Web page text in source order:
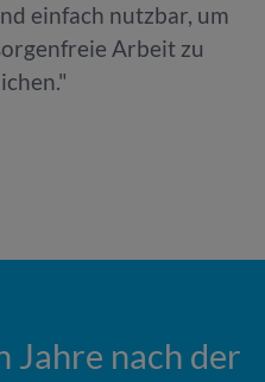
einfach nutzbar, um
Arbeit zu
nach der